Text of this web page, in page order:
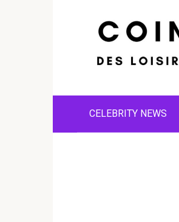
CELEBRITY NEWS